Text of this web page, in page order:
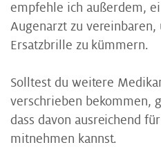
empfehle ich außerdem,
Augenarzt zu vereinbaren,
Ersatzbrille zu kümmern.
Solltest du weitere
verschrieben bekommen,
dass davon ausreichend
mitnehmen kannst.